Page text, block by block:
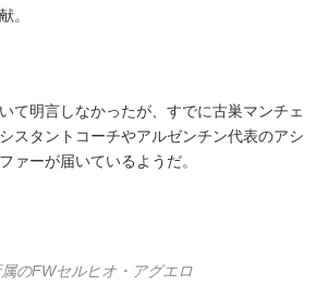
。
て明言しなかったが、すでに古巣マンチェ
スタントコーチやアルゼンチン代表のアシ
ァーが届いているようだ。
のFWセルヒオ・アグエロ